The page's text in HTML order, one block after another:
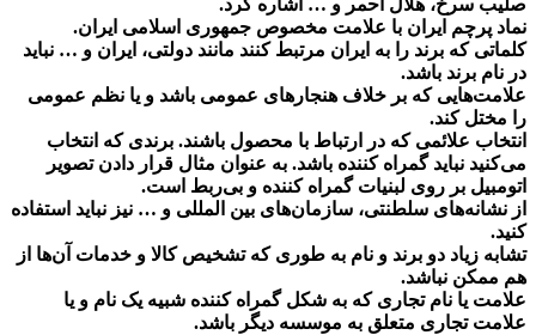
صلیب سرخ، هلال احمر و … اشاره کرد.
نماد پرچم ایران با علامت مخصوص جمهوری اسلامی ایران.
کلماتی که برند را به ایران مرتبط کنند مانند دولتی، ایران و … نباید
در نام برند باشد.
علامت‌هایی که بر خلاف هنجارهای عمومی باشد و یا نظم عمومی
را مختل کند.
انتخاب علائمی که در ارتباط با محصول باشند. برندی که انتخاب
می‌کنید نباید گمراه کننده باشد. به عنوان مثال قرار دادن تصویر
اتومبیل بر روی لبنیات گمراه کننده و بی‌ربط است.
از نشانه‌های سلطنتی، سازمان‌های بین المللی و … نیز نباید استفاده
کنید.
تشابه زیاد دو برند و نام به طوری که تشخیص کالا و خدمات آن‌ها از
هم ممکن نباشد.
علامت یا نام تجاری که به شکل گمراه کننده شبیه یک نام و یا
علامت تجاری متعلق به موسسه دیگر باشد.